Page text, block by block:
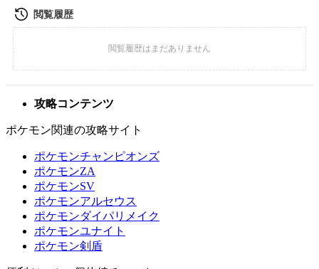
攻略コンテンツ
ポケモン関連の攻略サイト
ポケモンチャンピオンズ
ポケモンZA
ポケモンSV
ポケモンアルセウス
ポケモンダイパリメイク
ポケモンユナイト
ポケモン剣盾